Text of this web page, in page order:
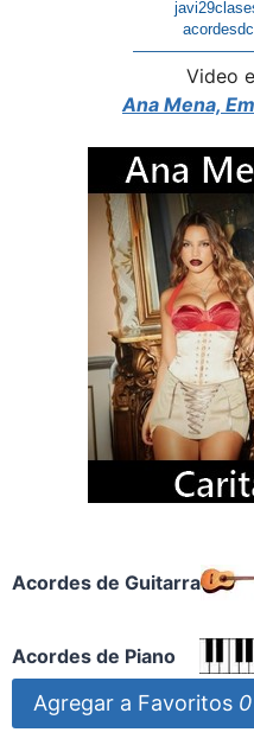
Video
Ana Mena,
Acordes de Guitarra
Acordes de Piano
Agregar a Favoritos 0